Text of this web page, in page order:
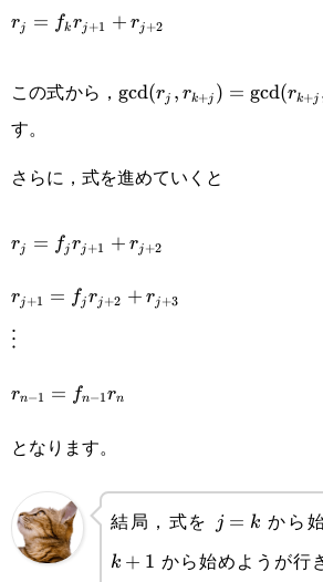
r_j=f_kr_{j+1}+r_{j+2}
rj = fkrj+1 + rj+2
この式から，
\text{gcd}
gcd(rj , rk+j ) = gcd(rk+j
す。
さらに，式を進めていくと
r_j=f_jr_{j+1}+r_{j+2}
rj = fjrj+1 + rj+2
r_{j+1}=f_jr_{j+2}+r_{j+3}
rj+1 = fjrj+2 + rj+3
\vdots
⋮
1}{r_n}
rn−1 = fn−1rn
となります。
結局，式を j=k
j = k から
k + 1 から始めようが行